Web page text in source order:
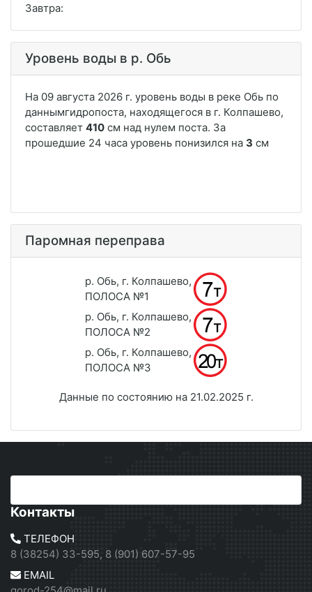
Завтра:
Уровень воды в р. Обь
Паромная переправа
р. Обь, г. Колпашево,
ПОЛОСА №1
р. Обь, г. Колпашево,
ПОЛОСА №2
р. Обь, г. Колпашево,
ПОЛОСА №3
Данные по состоянию на 21.02.2025 г.
Контакты
ТЕЛЕФОН
8 (38254) 33-595, 8 (901) 607-57-95
EMAIL